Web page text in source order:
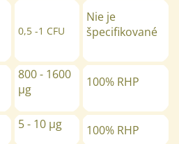
0,5 -1 CFU
Nie je
špecifikované
800 - 1600
µg
100% RHP
5 - 10 µg
100% RHP